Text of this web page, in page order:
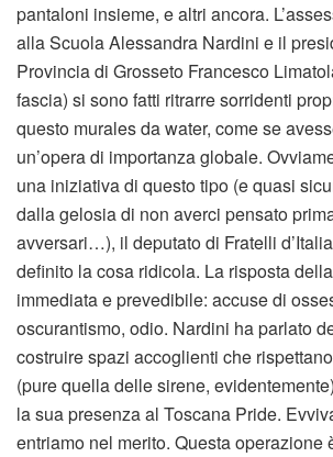
pantaloni insieme, e altri ancora.
alla Scuola Alessandra Nardini e il
Provincia di Grosseto Francesco
fascia) si sono fatti ritrarre sorridenti
questo murales da water, come se
un’opera di importanza globale.
una iniziativa di questo tipo (e quasi
dalla gelosia di non averci pensato
avversari…), il deputato di Fratelli
definito la cosa ridicola. La risposta
immediata e prevedibile: accuse di
oscurantismo, odio. Nardini ha parlato
costruire spazi accoglienti che
(pure quella delle sirene,
la sua presenza al Toscana Pride.
entriamo nel merito. Questa operazione